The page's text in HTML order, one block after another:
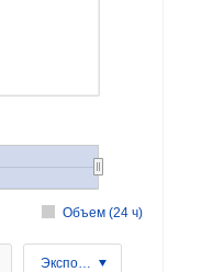
Объем (24 ч)
Экспорт